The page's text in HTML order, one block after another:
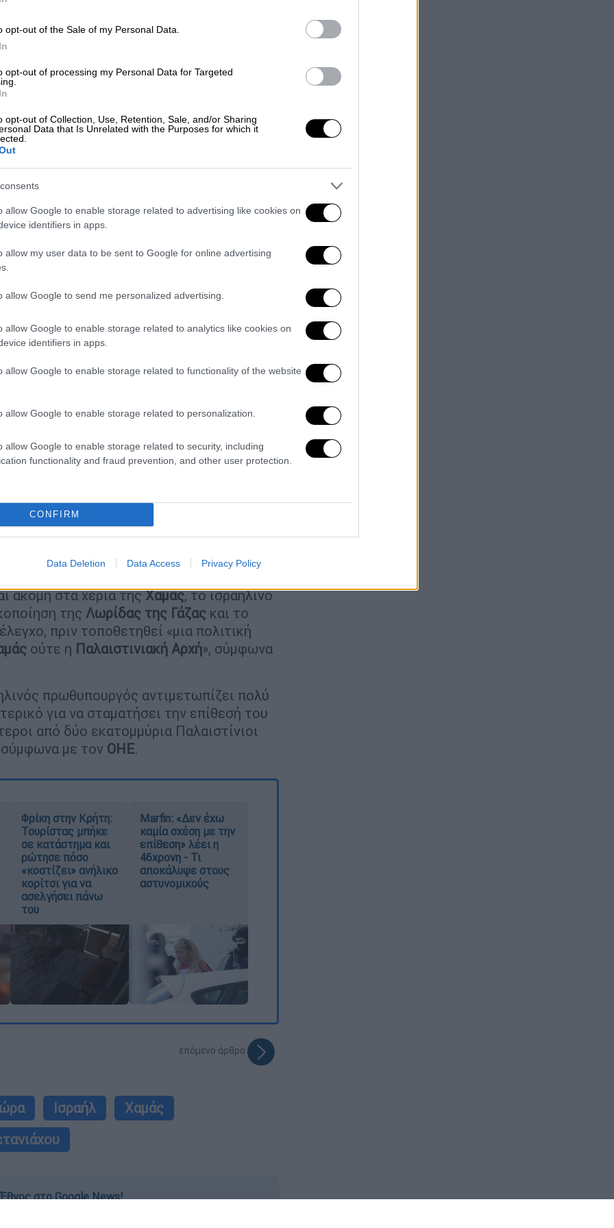
opt-out of the Sale of my Personal Data.
opt-out of processing my Personal Data for Targeted
opt-out of Collection, Use, Retention, Sale, and/or Sharing
Data that Is Unrelated with the Purposes for which it
allow Google to enable storage related to advertising like cookies on
identifiers in apps.
allow my user data to be sent to Google for online advertising
allow Google to send me personalized advertising.
allow Google to enable storage related to analytics like cookies on
identifiers in apps.
allow Google to enable storage related to functionality of the website
allow Google to enable storage related to personalization.
allow Google to enable storage related to security, including
functionality and fraud prevention, and other user protection.
CONFIRM
Data Deletion Data Access Privacy Policy
Κινητοποιήσεις σε κάθε νησί
Αυγούστου
περιλαμβάνονται η ανακατάληψη της
Δυτικής Όχθηςκαι η ιουδαιοποίηση της
στηνασφάλειακαι τη σταθερότητα
επίπεδο», δήλωσε σε ανακοίνωση ο
Ναμπίλ Αμπού Ρουντέινα.
από το
δυνάμεις σε σχέση με την
λαού», χαρακτηρίζοντας τις
πρόκληση όπως και πρόκληση στη διεθνή
μέρος τουΚράτους τηςΠαλαιστίνης
της προεδρίας.
«το Συμβούλιο Ασφαλείας τουΟΗΕνα
τις επιθέσεις του και να
εμποδίζοντας το Ισραήλ να επεκτείνει
των εποίκων στη Δυτική Όχθη».
Νετανιάχουενέκρινε τη νύχτα της
στρατιωτικών επιχειρήσεων κατά της
την κατοχή της πόλης τηςΓάζας.
διεθνή κατακραυγή. Το
ακόμη στα χέρια τηςΧαμάς, το ισραηλινό
της Λωρίδας της Γάζας και το
πριν τοποθετηθεί «μια πολιτική
ούτε η Παλαιστινιακή Αρχή», σύμφωνα
πρωθυπουργός αντιμετωπίζει πολύ
για να σταματήσει την επίθεσή του
από δύο εκατομμύρια Παλαιστίνιοι
σύμφωνα με τον ΟΗΕ.
Φρίκη στην Κρήτη:
Τουρίστας μπήκε
σε κατάστημα και
ρώτησε πόσο
«κοστίζει» ανήλικο
κορίτσι για να
ασελγήσει πάνω
του
Marfin: «Δεν έχω
καμία σχέση με την
επίθεση» λέει η
46χρονη - Τι
αποκάλυψε στους
αστυνομικούς
επόμενο άρθρο
Ισραήλ
Χαμάς
στο Google News!